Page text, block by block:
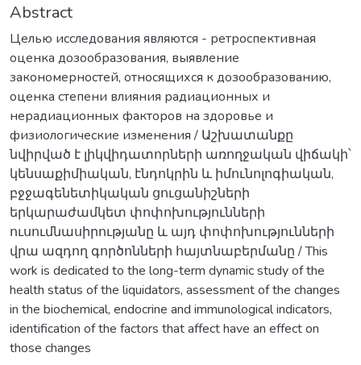
Abstract
Целью исследования являются - ретроспективная
оценка дозообразования, выявление
закономерностей, относящихся к дозообразованию,
оценка степени влияния радиационных и
нерадиационных факторов на здоровье и
физиологические изменения / Աշխատանքը
նվիրված է լիկվիդատորների առողջական վիճակի՝
կենսաքիմիական, էնդոկրին և իմունոլոգիական,
բջջագենետիկական ցուցանիշների
երկարաժամկետ փոփոխությունների
ուսումնասիրությանը և այդ փոփոխությունների
վրա ազդող գործոնների հայտնաբերմանը / This
work is dedicated to the long-term dynamic study of the
health status of the liquidators, assessment of the changes
in the biochemical, endocrine and immunological indicators,
identification of the factors that affect have an effect on
those changes